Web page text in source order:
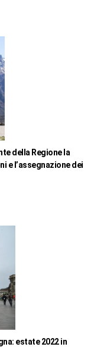
della Regione la
e l’assegnazione dei
estate 2022 in